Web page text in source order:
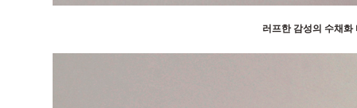
러프한 감성의 수채